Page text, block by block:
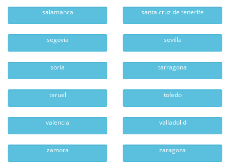
salamanca santa cruz de tenerife
segovia sevilla
soria tarragona
teruel toledo
valencia valladolid
zamora zaragoza